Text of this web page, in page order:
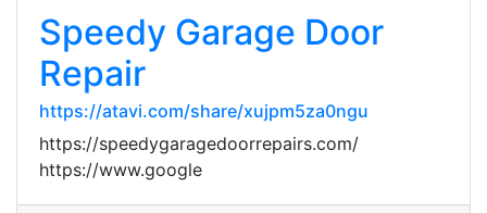
Speedy Garage Door
Repair
https://atavi.com/share/xujpm5za0ngu
https://speedygaragedoorrepairs.com/
https://www.google